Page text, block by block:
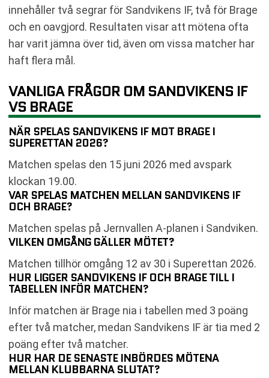
innehåller två segrar för Sandvikens IF, två för Brage
och en oavgjord. Resultaten visar att mötena ofta
har varit jämna över tid, även om vissa matcher har
haft flera mål.
VANLIGA FRÅGOR OM SANDVIKENS IF
VS BRAGE
NÄR SPELAS SANDVIKENS IF MOT BRAGE I
SUPERETTAN 2026?
Matchen spelas den 15 juni 2026 med avspark
klockan 19.00.
VAR SPELAS MATCHEN MELLAN SANDVIKENS IF
OCH BRAGE?
Matchen spelas på Jernvallen A-planen i Sandviken.
VILKEN OMGÅNG GÄLLER MÖTET?
Matchen tillhör omgång 12 av 30 i Superettan 2026.
HUR LIGGER SANDVIKENS IF OCH BRAGE TILL I
TABELLEN INFÖR MATCHEN?
Inför matchen är Brage nia i tabellen med 3 poäng
efter två matcher, medan Sandvikens IF är tia med 2
poäng efter två matcher.
HUR HAR DE SENASTE INBÖRDES MÖTENA
MELLAN KLUBBARNA SLUTAT?